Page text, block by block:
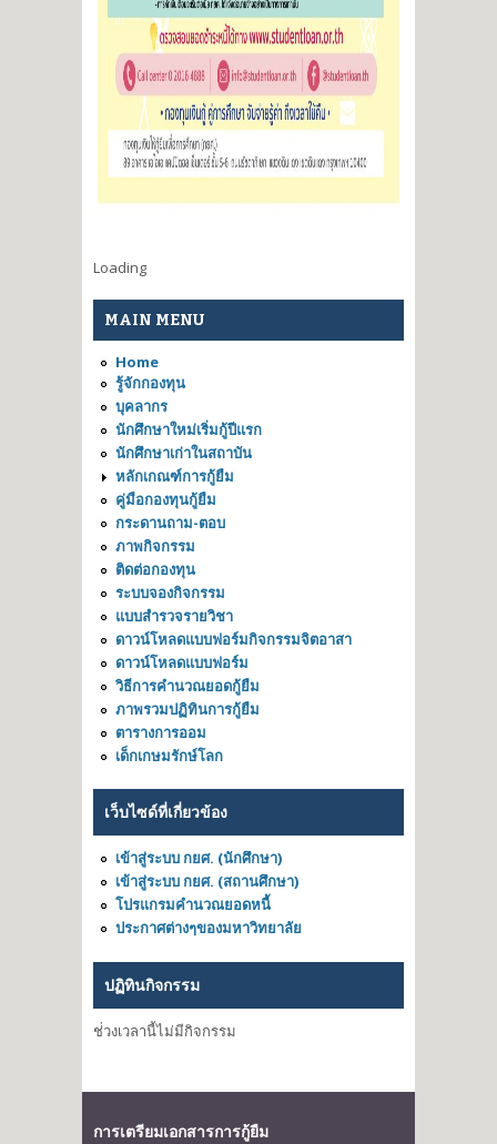
Loading
MAIN MENU
Home
รู้จักกองทุน
บุคลากร
นักศึกษาใหม่เริ่มกู้ปีแรก
นักศึกษาเก่าในสถาบัน
หลักเกณฑ์การกู้ยืม
คู่มือกองทุนกู้ยืม
กระดานถาม-ตอบ
ภาพกิจกรรม
ติดต่อกองทุน
ระบบจองกิจกรรม
แบบสำรวจรายวิชา
ดาวน์โหลดแบบฟอร์มกิจกรรมจิตอาสา
ดาวน์โหลดแบบฟอร์ม
วิธีการคำนวณยอดกู้ยืม
ภาพรวมปฏิทินการกู้ยืม
ตารางการออม
เด็กเกษมรักษ์โลก
เว็บไซด์ที่เกี่ยวข้อง
เข้าสู่ระบบ กยศ. (นักศึกษา)
เข้าสู่ระบบ กยศ. (สถานศึกษา)
โปรแกรมคำนวณยอดหนี้
ประกาศต่างๆของมหาวิทยาลัย
ปฏิทินกิจกรรม
ช่่วงเวลานี้ไม่มีกิจกรรม
การเตรียมเอกสารการกู้ยืม